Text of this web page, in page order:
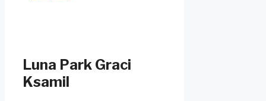
Luna Park Graci
Ksamil